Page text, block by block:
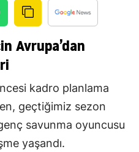
Avrupa’dan
kadro planlama
geçtiğimiz sezon
savunma oyuncusu
yaşandı.